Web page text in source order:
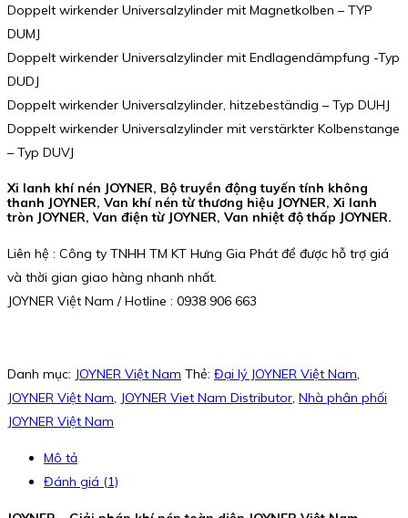
Doppelt wirkender Universalzylinder mit Magnetkolben – TYP
DUMJ
Doppelt wirkender Universalzylinder mit Endlagendämpfung -Typ
DUDJ
Doppelt wirkender Universalzylinder, hitzebeständig – Typ DUHJ
Doppelt wirkender Universalzylinder mit verstärkter Kolbenstange
– Typ DUVJ
Xi lanh khí nén JOYNER, Bộ truyền động tuyến tính không
thanh JOYNER, Van khí nén từ thương hiệu JOYNER, Xi lanh
tròn JOYNER, Van điện từ JOYNER, Van nhiệt độ thấp JOYNER.
Liên hệ : Công ty TNHH TM KT Hưng Gia Phát để được hỗ trợ giá
và thời gian giao hàng nhanh nhất.
JOYNER Việt Nam / Hotline : 0938 906 663
Danh mục: JOYNER Việt Nam Thẻ: Đại lý JOYNER Việt Nam,
JOYNER Việt Nam, JOYNER Viet Nam Distributor, Nhà phân phối
JOYNER Việt Nam
Mô tả
Đánh giá (1)